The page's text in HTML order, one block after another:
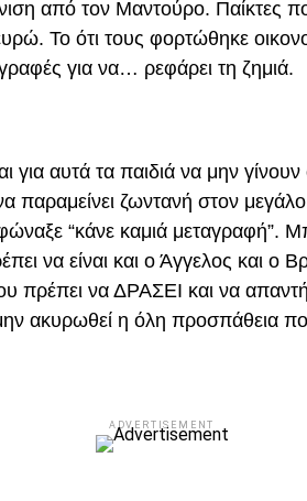
από τον Μαντούρο. Παίκτες
Το ότι τους φορτώθηκε
για να… ρεφάρει τη ζημιά.
για αυτά τα παιδιά να μην
παραμείνει ζωντανή στον
“κάνε καμιά μεταγραφή”.
να είναι και ο Άγγελος και ο
πρέπει να ΔΡΑΣΕΙ και να
ακυρωθεί η όλη προσπάθεια
ADVERTISEMENT